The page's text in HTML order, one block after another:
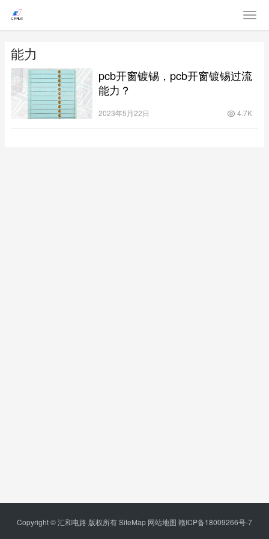
能力
pcb开窗镀锡，pcb开窗镀锡过流
能力？
2023年5月22日 4.7K
Copyright © 汇和电路 版权所有SiteMap 网站地图 赣ICP备18009266号-7